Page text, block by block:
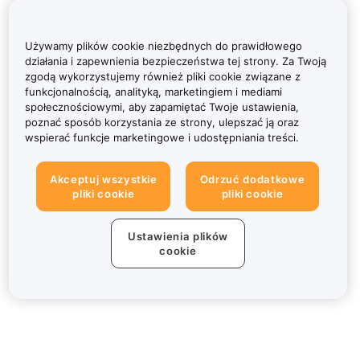
Używamy plików cookie niezbędnych do prawidłowego
działania i zapewnienia bezpieczeństwa tej strony. Za Twoją
zgodą wykorzystujemy również pliki cookie związane z
funkcjonalnością, analityką, marketingiem i mediami
społecznościowymi, aby zapamiętać Twoje ustawienia,
poznać sposób korzystania ze strony, ulepszać ją oraz
wspierać funkcje marketingowe i udostępniania treści.
Akceptuj wszystkie
pliki cookie
Odrzuć dodatkowe
pliki cookie
Ustawienia plików
cookie